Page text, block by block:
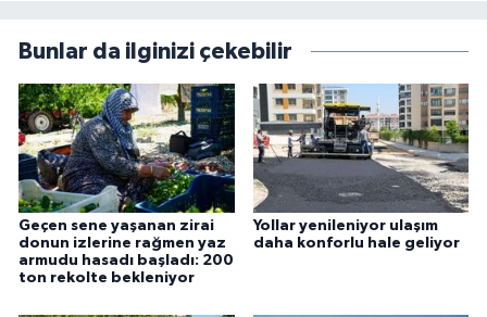
Bunlar da ilginizi çekebilir
Geçen sene yaşanan zirai
donun izlerine rağmen yaz
armudu hasadı başladı: 200
ton rekolte bekleniyor
Yollar yenileniyor ulaşım
daha konforlu hale geliyor